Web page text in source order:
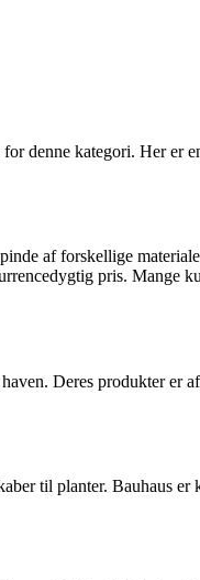
denne kategori. Her er
af forskellige
pris. Mange
Deres produkter er
til planter. Bauhaus er